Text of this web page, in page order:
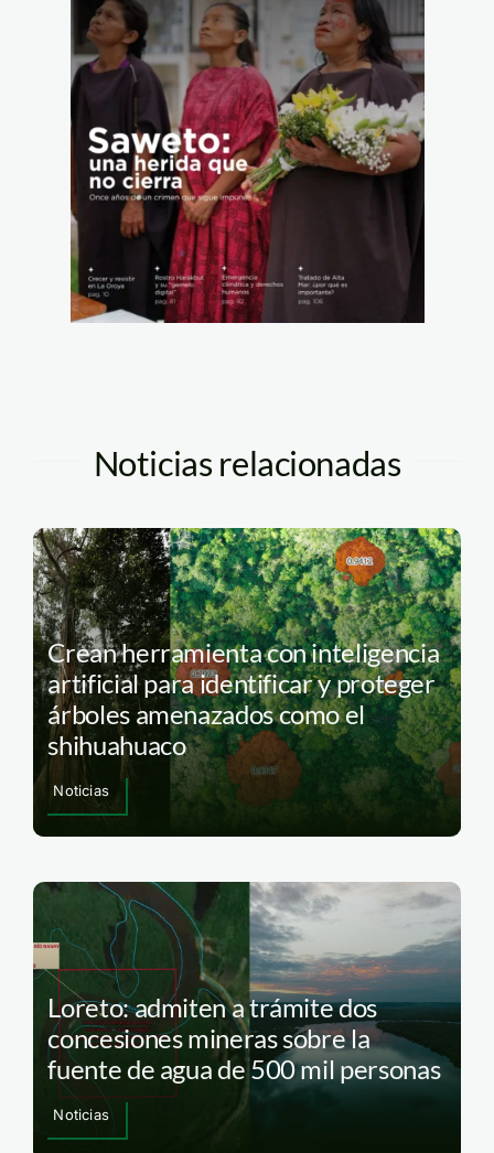
Noticias relacionadas
Crean herramienta con inteligencia
artificial para identificar y proteger
árboles amenazados como el
shihuahuaco
Noticias
Loreto: admiten a trámite dos
concesiones mineras sobre la
fuente de agua de 500 mil personas
Noticias